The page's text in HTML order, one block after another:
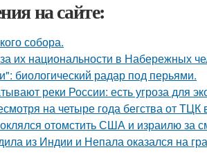
на сайте:
собора.
их национальности в Набережных
биологический радар под перьями.
реки России: есть угроза для
на четыре года бегства от ТЦК
отомстить США и израилю за
из Индии и Непала оказался на